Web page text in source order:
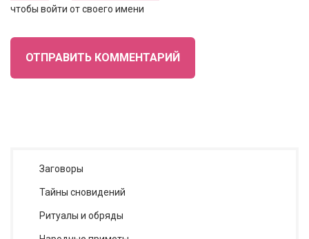
чтобы войти от своего имени
ОТПРАВИТЬ КОММЕНТАРИЙ
Заговоры
Тайны сновидений
Ритуалы и обряды